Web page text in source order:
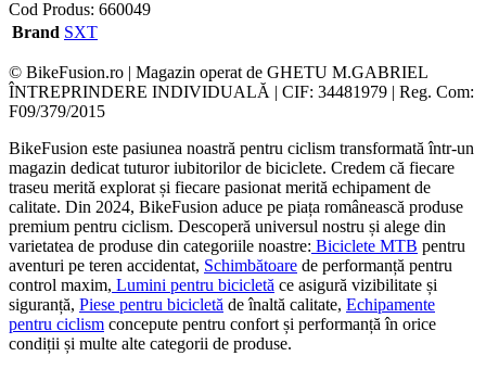
Cod Produs: 660049
Brand SXT
© BikeFusion.ro | Magazin operat de GHETU M.GABRIEL
ÎNTREPRINDERE INDIVIDUALĂ | CIF: 34481979 | Reg. Com:
F09/379/2015
BikeFusion este pasiunea noastră pentru ciclism transformată într-un
magazin dedicat tuturor iubitorilor de biciclete. Credem că fiecare
traseu merită explorat și fiecare pasionat merită echipament de
calitate. Din 2024, BikeFusion aduce pe piața românească produse
premium pentru ciclism. Descoperă universul nostru și alege din
varietatea de produse din categoriile noastre: Biciclete MTB pentru
aventuri pe teren accidentat, Schimbătoare de performanță pentru
control maxim, Lumini pentru bicicletă ce asigură vizibilitate și
siguranță, Piese pentru bicicletă de înaltă calitate, Echipamente
pentru ciclism concepute pentru confort și performanță în orice
condiții și multe alte categorii de produse.